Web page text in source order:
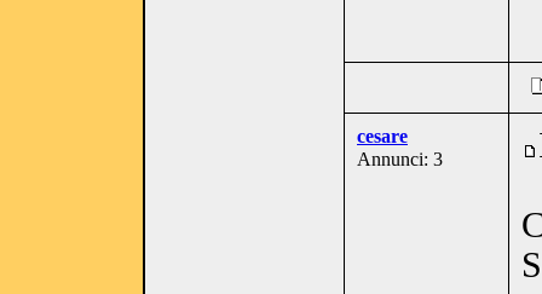
cesare
Annunci: 3